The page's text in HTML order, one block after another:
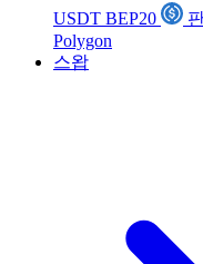
USDT BEP20
Polygon
스왑